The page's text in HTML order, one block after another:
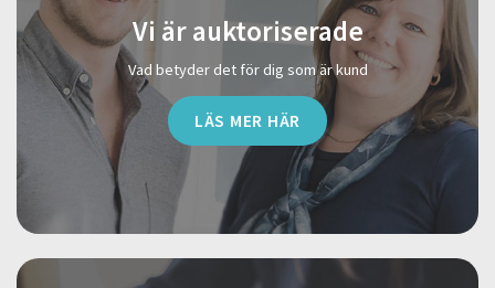
Vi är auktoriserade
Vad betyder det för dig som är kund
LÄS MER HÄR